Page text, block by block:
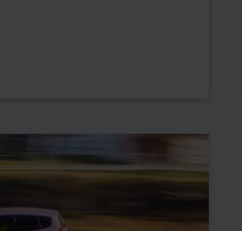
Ci odszkodowania!